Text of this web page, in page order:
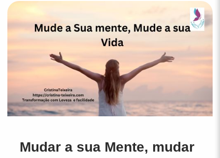
Mudar a sua Mente, mudar